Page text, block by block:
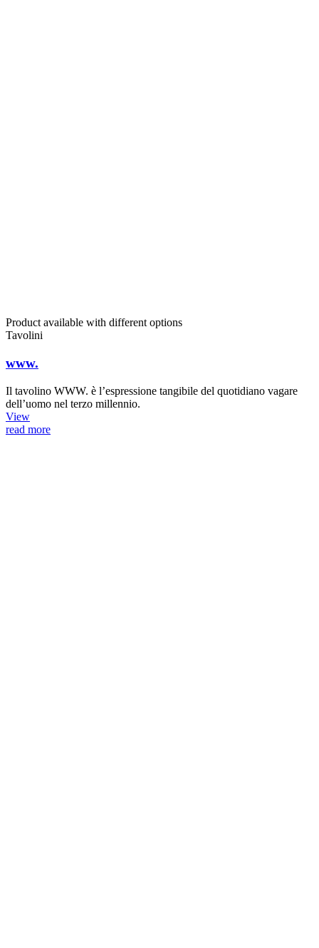
Product available with different options
Tavolini
www.
Il tavolino WWW. è l’espressione tangibile del quotidiano vagare
dell’uomo nel terzo millennio.
View
read more